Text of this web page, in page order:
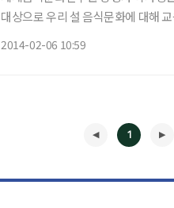
대상으로 우리 설 음식문화에 대해
2014-02-06 10:59
1